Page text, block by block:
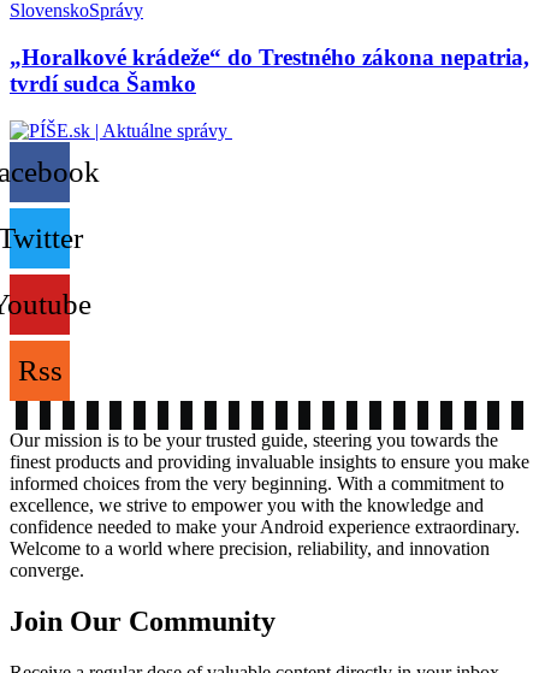
SlovenskoSprávy
„Horalkové krádeže“ do Trestného zákona nepatria,
tvrdí sudca Šamko
Rss
Our mission is to be your trusted guide, steering you towards the
finest products and providing invaluable insights to ensure you make
informed choices from the very beginning. With a commitment to
excellence, we strive to empower you with the knowledge and
confidence needed to make your Android experience extraordinary.
Welcome to a world where precision, reliability, and innovation
converge.
Join Our Community